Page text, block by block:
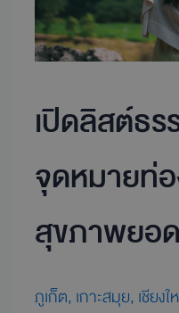
เปิดลิสต์ธ
จุดหมายท่อ
สุขภาพยอ
ภูเก็ต, เกาะสมุย, เชียงใ
10
จุด
เที่ยว
เชิง
สุขภาพ
ยอด